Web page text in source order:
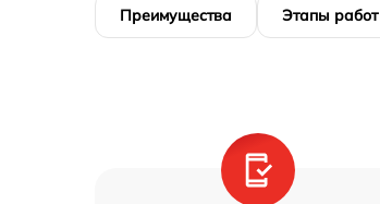
Преимущества Этапы работ